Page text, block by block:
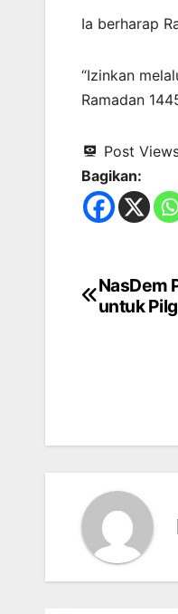
Ia berharap
“Izinkan
Ramadan
Post
Bagikan:
NasDem
untuk